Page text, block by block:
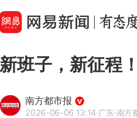
新班子，新征程
南方都市报
2026-06-06 13:14·广东·南方